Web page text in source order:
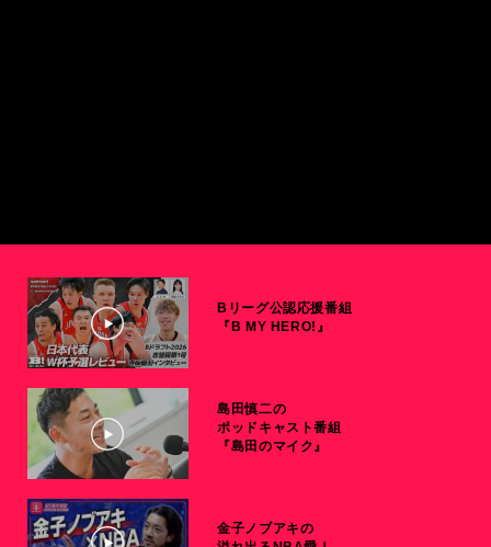
Bリーグ公認応援番組
『B MY HERO!』
島田慎二の
ポッドキャスト番組
『島田のマイク』
金子ノブアキの